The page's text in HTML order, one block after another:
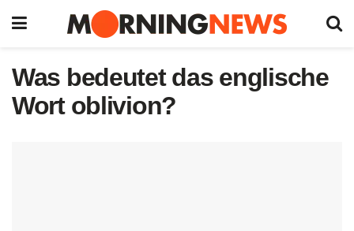
Was bedeutet das englische
Wort oblivion?